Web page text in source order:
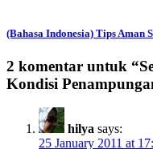
(Bahasa Indonesia) Tips Aman
2 komentar untuk “
Kondisi
hilya says:
25 January 2011 at